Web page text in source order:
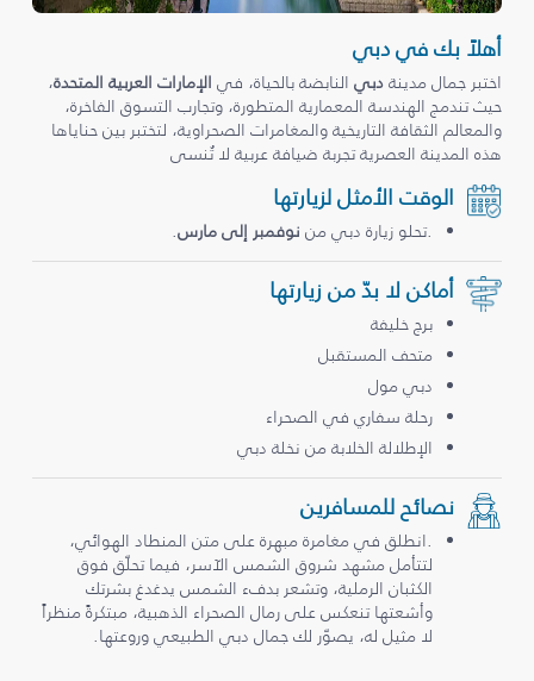
أهلاً بك في دبي
اختبر جمال مدينةدبيالنابضة بالحياة، في الإمارات العربية المتحدة،
حيث تندمج الهندسة المعمارية المتطورة، وتجارب التسوق الفاخرة،
والمعالم الثقافة التاريخية والمغامرات الصحراوية، لتختبر بين حناياها
هذه المدينة العصرية تجربة ضيافة عربية لا تُنسى
الوقت الأمثل لزيارتها
.تحلو زيارة دبي من نوفمبر إلى مارس.
أماكن لا بدّ من زيارتها
برج خليفة
متحف المستقبل
دبي مول
رحلة سفاري في الصحراء
الإطلالة الخلابة من نخلة دبي
نصائح للمسافرين
.انطلق في مغامرة مبهرة على متن المنطاد الهوائي،
لتتأمل مشهد شروق الشمس الآسر، فيما تحلّق فوق
الكثبان الرملية، وتشعر بدفء الشمس يدغدغ بشرتك
وأشعتها تنعكس على رمال الصحراء الذهبية، مبتكرةً منظراً
لا مثيل له، يصوّر لك جمال دبي الطبيعي وروعتها.